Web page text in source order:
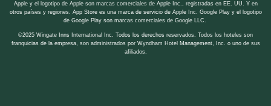
Apple y el logotipo de Apple son marcas comerciales de Apple Inc., registradas en EE. UU. Y en
otros países y regiones. App Store es una marca de servicio de Apple Inc. Google Play y el logotipo
de Google Play son marcas comerciales de Google LLC.
©2025 Wingate Inns International Inc. Todos los derechos reservados. Todos los hoteles son
franquicias de la empresa, son administrados por Wyndham Hotel Management, Inc. o uno de sus
afiliados.